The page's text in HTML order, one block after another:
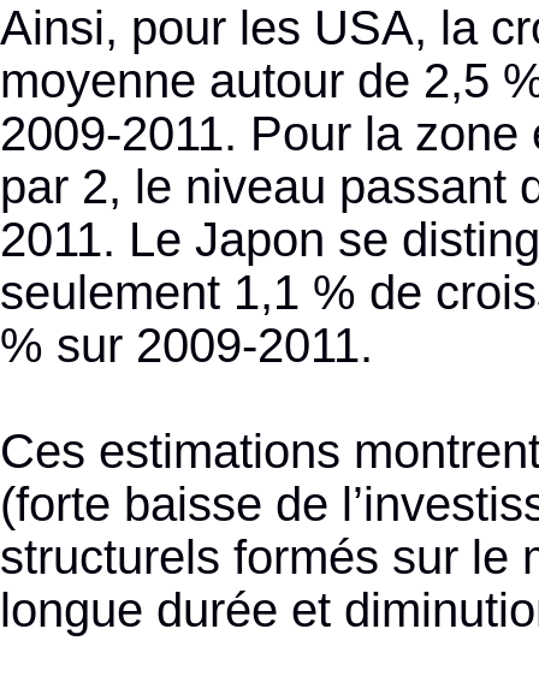
Ainsi, pour les USA, la
moyenne autour de 2,5
2009-2011. Pour la
par 2, le niveau passant
2011. Le Japon se
seulement 1,1 % de
% sur 2009-2011.
Ces estimations
(forte baisse de
structurels formés sur le
longue durée et